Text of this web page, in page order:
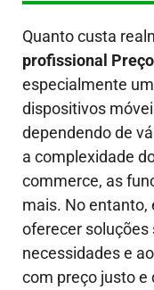
Quanto custa
profissional
especialmente
dispositivos
dependendo de
a complexidade
commerce, as
mais. No
oferecer soluções
necessidades e
com preço justo e